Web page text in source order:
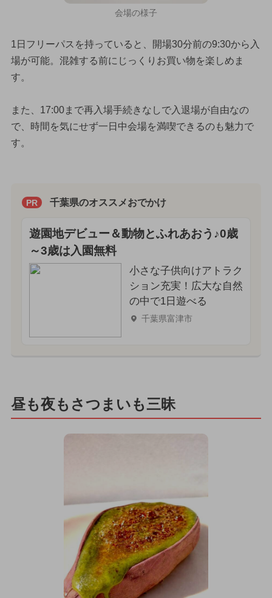
会場の様子
1日フリーパスを持っていると、開場30分前の9:30から入
場が可能。混雑する前にじっくりお買い物を楽しめま
す。
また、17:00まで再入場手続きなしで入退場が自由なの
で、時間を気にせず一日中会場を満喫できるのも魅力で
す。
PR 千葉県のオススメおでかけ
遊園地デビュー＆動物とふれあおう♪0歳
～3歳は入園無料
小さな子供向けアトラク
ション充実！広大な自然
の中で1日遊べる
千葉県富津市
昼も夜もさつまいも三昧